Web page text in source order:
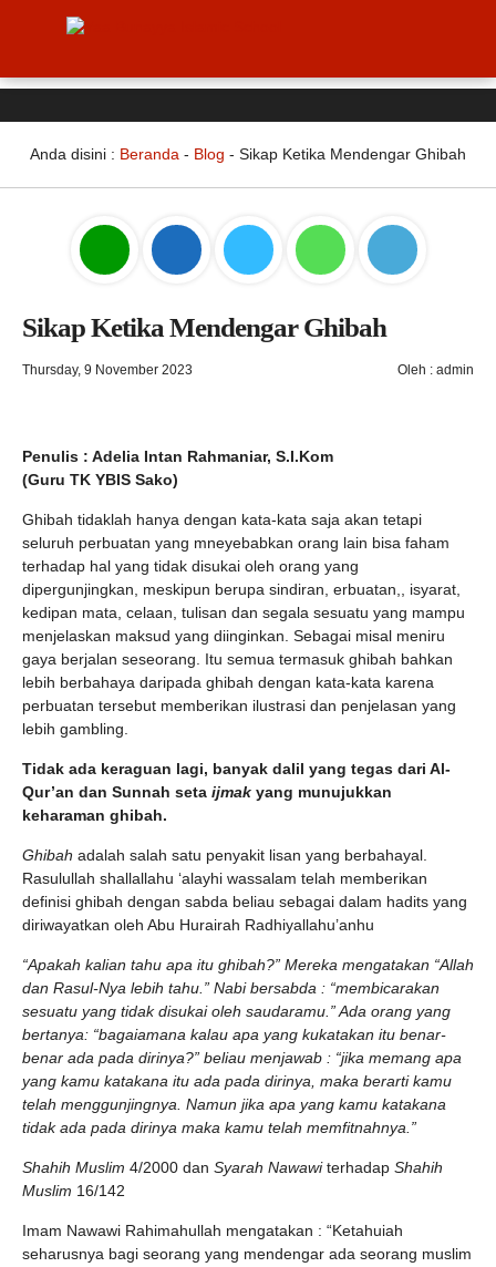
Anda disini : Beranda - Blog - Sikap Ketika Mendengar Ghibah
Sikap Ketika Mendengar Ghibah
Thursday, 9 November 2023 Oleh : admin
Penulis : Adelia Intan Rahmaniar, S.I.Kom
(Guru TK YBIS Sako)
Ghibah tidaklah hanya dengan kata-kata saja akan tetapi
seluruh perbuatan yang mneyebabkan orang lain bisa faham
terhadap hal yang tidak disukai oleh orang yang
dipergunjingkan, meskipun berupa sindiran, erbuatan,, isyarat,
kedipan mata, celaan, tulisan dan segala sesuatu yang mampu
menjelaskan maksud yang diinginkan. Sebagai misal meniru
gaya berjalan seseorang. Itu semua termasuk ghibah bahkan
lebih berbahaya daripada ghibah dengan kata-kata karena
perbuatan tersebut memberikan ilustrasi dan penjelasan yang
lebih gambling.
Tidak ada keraguan lagi, banyak dalil yang tegas dari Al-
Qur’an dan Sunnah seta ijmak yang munujukkan
keharaman ghibah.
Ghibah adalah salah satu penyakit lisan yang berbahayal.
Rasulullah shallallahu ‘alayhi wassalam telah memberikan
definisi ghibah dengan sabda beliau sebagai dalam hadits yang
diriwayatkan oleh Abu Hurairah Radhiyallahu’anhu
“Apakah kalian tahu apa itu ghibah?” Mereka mengatakan “Allah
dan Rasul-Nya lebih tahu.” Nabi bersabda : “membicarakan
sesuatu yang tidak disukai oleh saudaramu.” Ada orang yang
bertanya: “bagaiamana kalau apa yang kukatakan itu benar-
benar ada pada dirinya?” beliau menjawab : “jika memang apa
yang kamu katakana itu ada pada dirinya, maka berarti kamu
telah menggunjingnya. Namun jika apa yang kamu katakana
tidak ada pada dirinya maka kamu telah memfitnahnya.”
Shahih Muslim 4/2000 dan Syarah Nawawiterhadap Shahih
Muslim 16/142
Imam Nawawi Rahimahullah mengatakan : “Ketahuiah
seharusnya bagi seorang yang mendengar ada seorang muslim